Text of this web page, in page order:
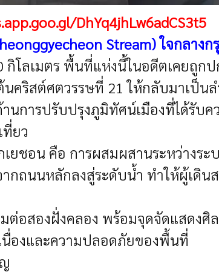
DhYq4jhLw6adCS3t5
Stream) ใจกลางก
กิโลเมตร พื้นที่แห่งนี้ในอดีตเคยถูก
คริสต์ศตวรรษที่ 21 ให้กลับมาเป็น
นการปรับปรุงภูมิทัศน์เมืองที่ได้รับค
ยว
ยชอน คือ การผสมผสานระหว่างร
กถนนหลักลงสู่ระดับน้ำ ทำให้ผู้เดิน
ต่อสองฝั่งคลอง พร้อมจุดจัดแสดงศิ
นื่องและความปลอดภัยของพื้นที่